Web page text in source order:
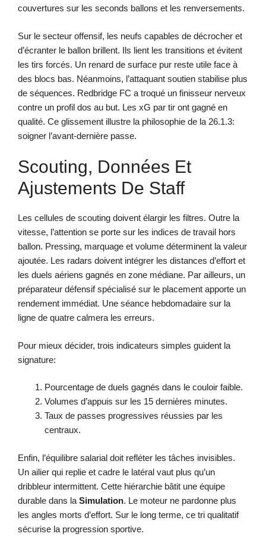
couvertures sur les seconds ballons et les renversements.
Sur le secteur offensif, les neufs capables de décrocher et
d’écranter le ballon brillent. Ils lient les transitions et évitent
les tirs forcés. Un renard de surface pur reste utile face à
des blocs bas. Néanmoins, l’attaquant soutien stabilise plus
de séquences. Redbridge FC a troqué un finisseur nerveux
contre un profil dos au but. Les xG par tir ont gagné en
qualité. Ce glissement illustre la philosophie de la 26.1.3:
soigner l’avant-dernière passe.
Scouting, Données Et
Ajustements De Staff
Les cellules de scouting doivent élargir les filtres. Outre la
vitesse, l’attention se porte sur les indices de travail hors
ballon. Pressing, marquage et volume déterminent la valeur
ajoutée. Les radars doivent intégrer les distances d’effort et
les duels aériens gagnés en zone médiane. Par ailleurs, un
préparateur défensif spécialisé sur le placement apporte un
rendement immédiat. Une séance hebdomadaire sur la
ligne de quatre calmera les erreurs.
Pour mieux décider, trois indicateurs simples guident la
signature:
Pourcentage de duels gagnés dans le couloir faible.
Volumes d’appuis sur les 15 dernières minutes.
Taux de passes progressives réussies par les
centraux.
Enfin, l’équilibre salarial doit refléter les tâches invisibles.
Un ailier qui replie et cadre le latéral vaut plus qu’un
dribbleur intermittent. Cette hiérarchie bâtit une équipe
durable dans la Simulation. Le moteur ne pardonne plus
les angles morts d’effort. Sur le long terme, ce tri qualitatif
sécurise la progression sportive.